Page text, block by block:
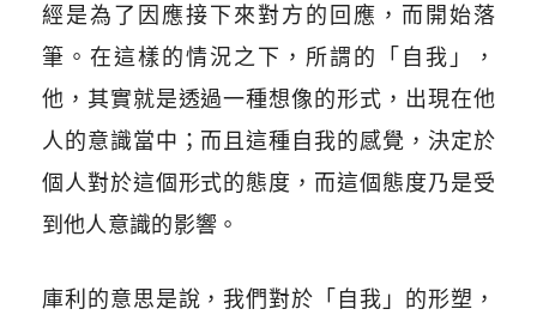
經是為了因應接下來對方的回應，而開始落
筆。在這樣的情況之下，所謂的「自我」，
他，其實就是透過一種想像的形式，出現在他
人的意識當中；而且這種自我的感覺，決定於
個人對於這個形式的態度，而這個態度乃是受
到他人意識的影響。
庫利的意思是說，我們對於「自我」的形塑，